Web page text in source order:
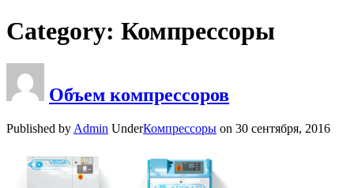
Category: Компрессоры
Объем компрессоров
Published by Admin UnderКомпрессоры on 30 сентября, 2016